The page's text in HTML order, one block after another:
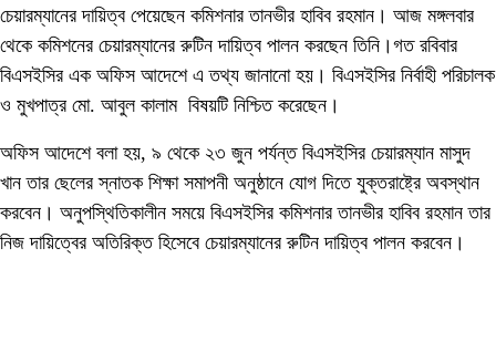
চেয়ারম্যানের দায়িত্ব পেয়েছেন কমিশনার তানভীর হাবিব রহমান। আজ মঙ্গলবার
থেকে কমিশনের চেয়ারম্যানের রুটিন দায়িত্ব পালন করছেন তিনি।গত রবিবার
বিএসইসির এক অফিস আদেশে এ তথ্য জানানো হয়। বিএসইসির নির্বাহী পরিচালক
ও মুখপাত্র মো. আবুল কালাম বিষয়টি নিশ্চিত করেছেন।
অফিস আদেশে বলা হয়, ৯ থেকে ২৩ জুন পর্যন্ত বিএসইসির চেয়ারম্যান মাসুদ
খান তার ছেলের স্নাতক শিক্ষা সমাপনী অনুষ্ঠানে যোগ দিতে যুক্তরাষ্ট্রে অবস্থান
করবেন। অনুপস্থিতিকালীন সময়ে বিএসইসির কমিশনার তানভীর হাবিব রহমান তার
নিজ দায়িত্বের অতিরিক্ত হিসেবে চেয়ারম্যানের রুটিন দায়িত্ব পালন করবেন।